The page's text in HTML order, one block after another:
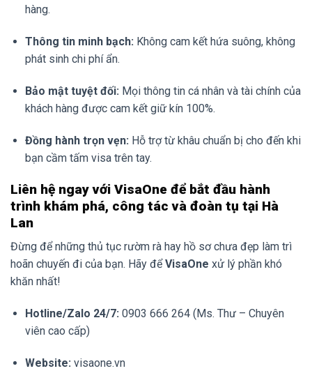
hàng.
Thông tin minh bạch: Không cam kết hứa suông, không
phát sinh chi phí ẩn.
Bảo mật tuyệt đối: Mọi thông tin cá nhân và tài chính của
khách hàng được cam kết giữ kín 100%.
Đồng hành trọn vẹn: Hỗ trợ từ khâu chuẩn bị cho đến khi
bạn cầm tấm visa trên tay.
Liên hệ ngay với VisaOne để bắt đầu hành
trình khám phá, công tác và đoàn tụ tại Hà
Lan
Đừng để những thủ tục rườm rà hay hồ sơ chưa đẹp làm trì
hoãn chuyến đi của bạn. Hãy đểVisaOne xử lý phần khó
khăn nhất!
Hotline/Zalo 24/7: 0903 666 264 (Ms. Thư – Chuyên
viên cao cấp)
Website: visaone.vn